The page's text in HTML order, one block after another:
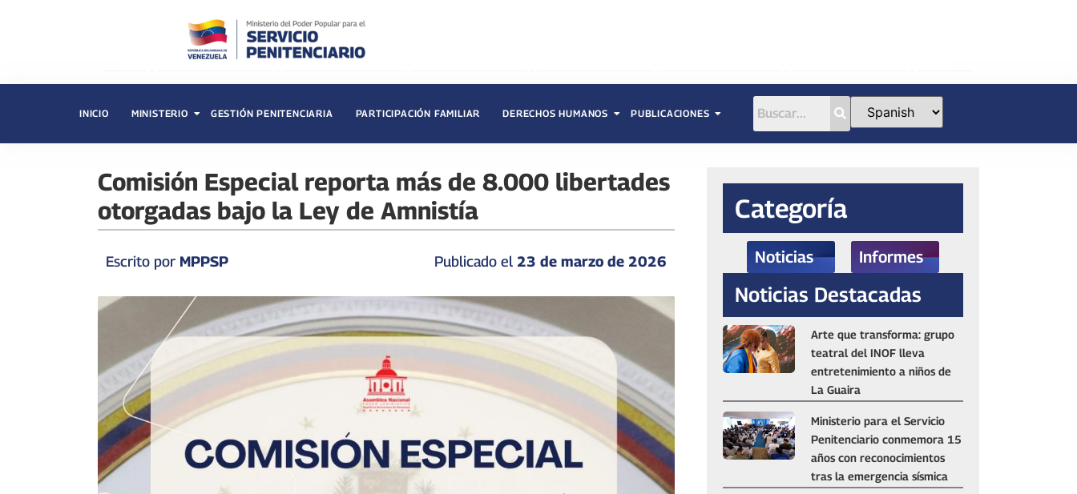
INICIO MINISTERIO GESTIÓN PENITENCIARIA PARTICIPACIÓN FAMILIAR DERECHOS HUMANOS PUBLICACIONES
Comisión Especial reporta más de 8.000 libertades
otorgadas bajo la Ley de Amnistía‎
Escrito por MPPSP Publicado el 23 de marzo de 2026
Categoría
Noticias Informes
Noticias Destacadas
Arte que transforma: grupo
teatral del INOF lleva
entretenimiento a niños de
La Guaira
Ministerio para el Servicio
Penitenciario conmemora 15
años con reconocimientos
tras la emergencia sísmica